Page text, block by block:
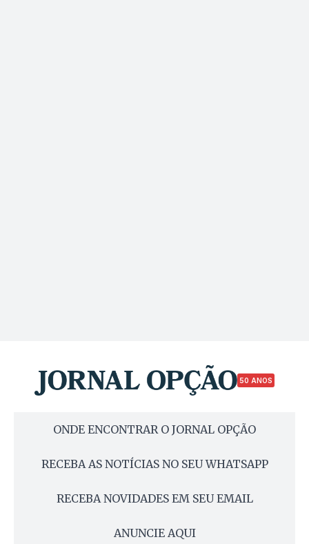
50 ANOS
ONDE ENCONTRAR O JORNAL OPÇÃO
RECEBA AS NOTÍCIAS NO SEU WHATSAPP
RECEBA NOVIDADES EM SEU EMAIL
ANUNCIE AQUI